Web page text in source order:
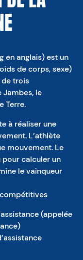
en anglais) est un
de corps, sexe)
de trois
Jambes, le
Terre.
à réaliser une
L’athlète
mouvement. Le
calculer un
le vainqueur
(appelée